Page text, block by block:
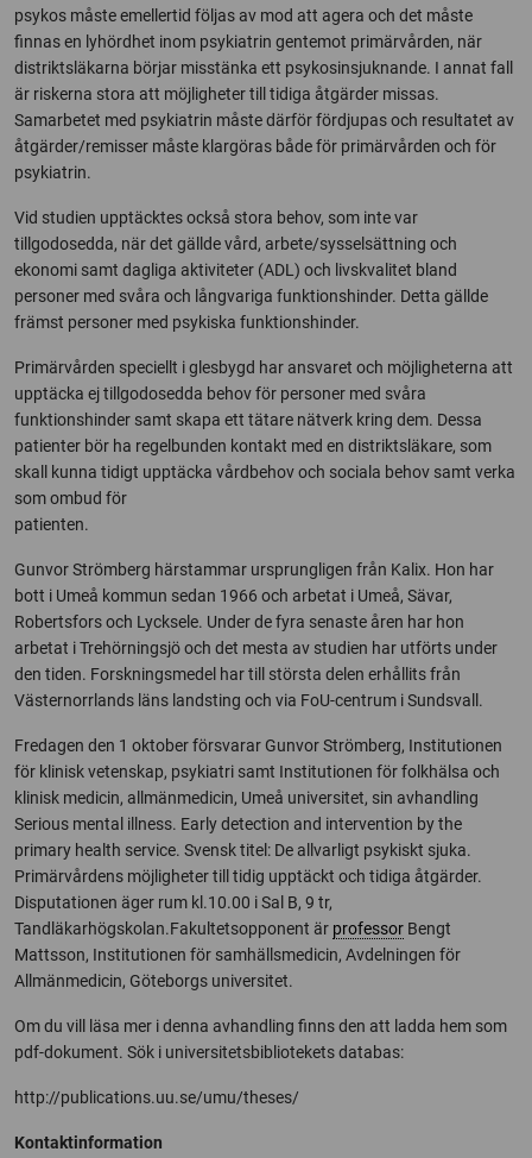
psykos måste emellertid följas av mod att agera och det måste
finnas en lyhördhet inom psykiatrin gentemot primärvården, när
distriktsläkarna börjar misstänka ett psykosinsjuknande. I annat fall
är riskerna stora att möjligheter till tidiga åtgärder missas.
Samarbetet med psykiatrin måste därför fördjupas och resultatet av
åtgärder/remisser måste klargöras både för primärvården och för
psykiatrin.
Vid studien upptäcktes också stora behov, som inte var
tillgodosedda, när det gällde vård, arbete/sysselsättning och
ekonomi samt dagliga aktiviteter (ADL) och livskvalitet bland
personer med svåra och långvariga funktionshinder. Detta gällde
främst personer med psykiska funktionshinder.
Primärvården speciellt i glesbygd har ansvaret och möjligheterna att
upptäcka ej tillgodosedda behov för personer med svåra
funktionshinder samt skapa ett tätare nätverk kring dem. Dessa
patienter bör ha regelbunden kontakt med en distriktsläkare, som
skall kunna tidigt upptäcka vårdbehov och sociala behov samt verka
som ombud för
patienten.
Gunvor Strömberg härstammar ursprungligen från Kalix. Hon har
bott i Umeå kommun sedan 1966 och arbetat i Umeå, Sävar,
Robertsfors och Lycksele. Under de fyra senaste åren har hon
arbetat i Trehörningsjö och det mesta av studien har utförts under
den tiden. Forskningsmedel har till största delen erhållits från
Västernorrlands läns landsting och via FoU-centrum i Sundsvall.
Fredagen den 1 oktober försvarar Gunvor Strömberg, Institutionen
för klinisk vetenskap, psykiatri samt Institutionen för folkhälsa och
klinisk medicin, allmänmedicin, Umeå universitet, sin avhandling
Serious mental illness. Early detection and intervention by the
primary health service. Svensk titel: De allvarligt psykiskt sjuka.
Primärvårdens möjligheter till tidig upptäckt och tidiga åtgärder.
Disputationen äger rum kl.10.00 i Sal B, 9 tr,
Tandläkarhögskolan.Fakultetsopponent är professor Bengt
Mattsson, Institutionen för samhällsmedicin, Avdelningen för
Allmänmedicin, Göteborgs universitet.
Om du vill läsa mer i denna avhandling finns den att ladda hem som
pdf-dokument. Sök i universitetsbibliotekets databas:
http://publications.uu.se/umu/theses/
Kontaktinformation